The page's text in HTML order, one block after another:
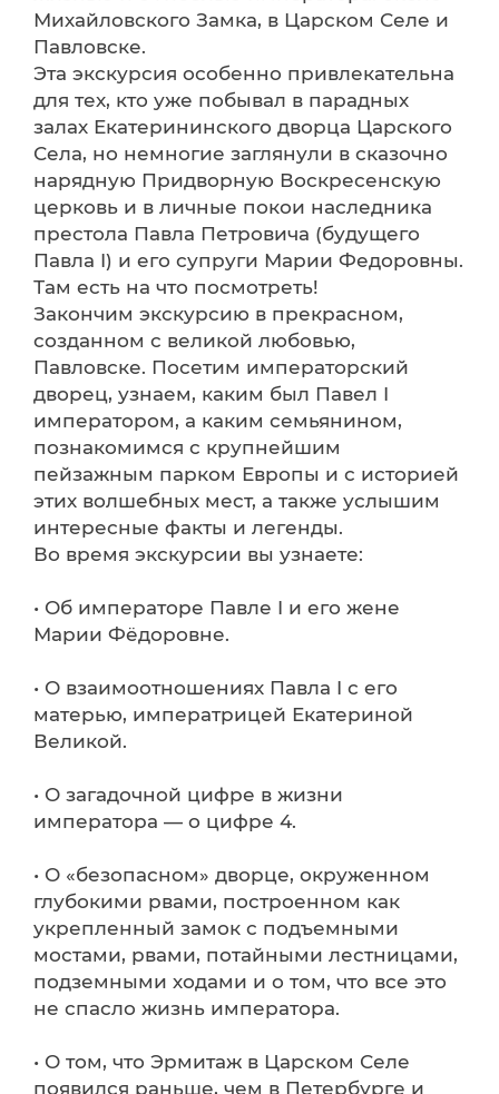
Михайловского Замка, в Царском Селе и
Павловске.
Эта экскурсия особенно привлекательна
для тех, кто уже побывал в парадных
залах Екатерининского дворца Царского
Села, но немногие заглянули в сказочно
нарядную Придворную Воскресенскую
церковь и в личные покои наследника
престола Павла Петровича (будущего
Павла I) и его супруги Марии Федоровны.
Там есть на что посмотреть!
Закончим экскурсию в прекрасном,
созданном с великой любовью,
Павловске. Посетим императорский
дворец, узнаем, каким был Павел I
императором, а каким семьянином,
познакомимся с крупнейшим
пейзажным парком Европы и с историей
этих волшебных мест, а также услышим
интересные факты и легенды.
Во время экскурсии вы узнаете:
• Об императоре Павле I и его жене
Марии Фёдоровне.
• О взаимоотношениях Павла I с его
матерью, императрицей Екатериной
Великой.
• О загадочной цифре в жизни
императора — о цифре 4.
• О «безопасном» дворце, окруженном
глубокими рвами, построенном как
укрепленный замок с подъемными
мостами, рвами, потайными лестницами,
подземными ходами и о том, что все это
не спасло жизнь императора.
• О том, что Эрмитаж в Царском Селе
появился раньше, чем в Петербурге и